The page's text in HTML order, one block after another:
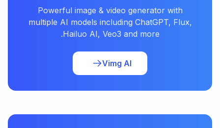
Powerful image & video generator with
multiple AI models including ChatGPT, Flux,
Hailuo AI, Veo3 and more.
Vimg AI